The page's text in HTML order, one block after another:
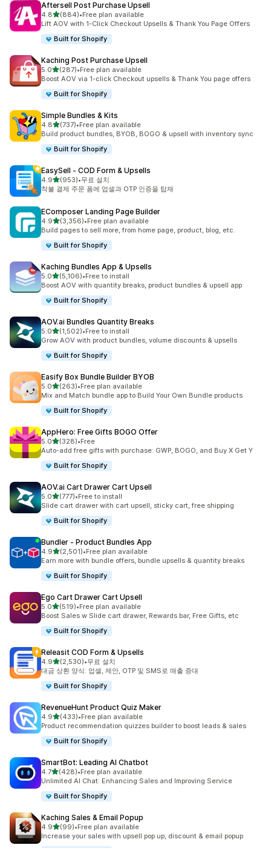
Aftersell Post Purchase Upsell
4.8별 5개 중
(884)
총 리뷰 884개
•Free plan available
Lift AOV with 1-Click Checkout Upsells & Thank You Page Offers
Built for Shopify
Kaching Post Purchase Upsell
5.0별 5개 중
(287)
총 리뷰 287개
•Free plan available
Boost AOV via 1-click Checkout upsells & Thank You page offers
Built for Shopify
Simple Bundles & Kits
4.8별 5개 중
(737)
총 리뷰 737개
•Free plan available
Build product bundles, BYOB, BOGO & upsell with inventory sync
Built for Shopify
EasySell ‑ COD Form & Upsells
4.9별 5개 중
(953)
총 리뷰 953개
•무료 설치
착불 결제 주문 폼에 업셀과 OTP 인증을 탑재
EComposer Landing Page Builder
4.9별 5개 중
(3,356)
총 리뷰 3356개
•Free plan available
Build pages to sell more, from home page, product, blog, etc.
Built for Shopify
Kaching Bundles App & Upsells
5.0별 5개 중
(5,106)
총 리뷰 5106개
•Free to install
Boost AOV with quantity breaks, product bundles & upsell app
Built for Shopify
AOV.ai Bundles Quantity Breaks
5.0별 5개 중
(1,502)
총 리뷰 1502개
•Free to install
Grow AOV with product bundles, volume discounts & upsells
Built for Shopify
Easify Box Bundle Builder BYOB
5.0별 5개 중
(263)
총 리뷰 263개
•Free plan available
Mix and Match bundle app to Build Your Own Bundle products
Built for Shopify
AppHero: Free Gifts BOGO Offer
5.0별 5개 중
(328)
총 리뷰 328개
•Free
Auto-add free gifts with purchase: GWP, BOGO, and Buy X Get Y
Built for Shopify
AOV.ai Cart Drawer Cart Upsell
5.0별 5개 중
(777)
총 리뷰 777개
•Free to install
Slide cart drawer with cart upsell, sticky cart, free shipping
Built for Shopify
Bundler ‑ Product Bundles App
4.9별 5개 중
(2,501)
총 리뷰 2501개
•Free plan available
Earn more with bundle offers, bundle upsells & quantity breaks
Built for Shopify
Ego Cart Drawer Cart Upsell
5.0별 5개 중
(519)
총 리뷰 519개
•Free plan available
Boost Sales w Slide cart drawer, Rewards bar, Free Gifts, etc
Built for Shopify
Releasit COD Form & Upsells
4.9별 5개 중
(2,530)
총 리뷰 2530개
•무료 설치
대금 상환 양식: 업셀, 제안, OTP 및 SMS로 매출 증대
Built for Shopify
RevenueHunt Product Quiz Maker
4.9별 5개 중
(433)
총 리뷰 433개
•Free plan available
Product recommendation quizzes builder to boost leads & sales
Built for Shopify
SmartBot: Leading AI Chatbot
4.7별 5개 중
(428)
총 리뷰 428개
•Free plan available
Unlimited AI Chat: Enhancing Sales and Improving Service
Built for Shopify
Kaching Sales & Email Popup
4.9별 5개 중
(99)
총 리뷰 99개
•Free plan available
Increase your sales with upsell pop up, discount & email popup